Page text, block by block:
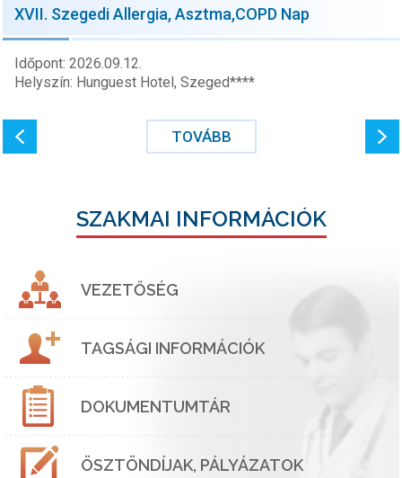
XVII. Szegedi Allergia, Asztma,COPD Nap
Időpont: 2026.09.12.
Helyszín: Hunguest Hotel, Szeged****
TOVÁBB
SZAKMAI INFORMÁCIÓK
VEZETŐSÉG
TAGSÁGI INFORMÁCIÓK
DOKUMENTUMTÁR
ÖSZTÖNDÍJAK, PÁLYÁZATOK